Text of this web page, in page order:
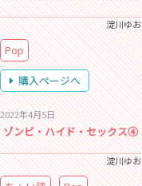
淀川ゆお
Pop
購入ページへ
2022年4月5日
ゾンビ・ハイド・セックス④
淀川ゆお